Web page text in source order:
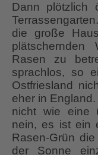
Dann plötzlich
die große
plätschernden
Rasen zu
sprachlos, so
Ostfriesland
eher in
nicht wie eine
nein, es ist ein
Rasen-Grün
der Sonne